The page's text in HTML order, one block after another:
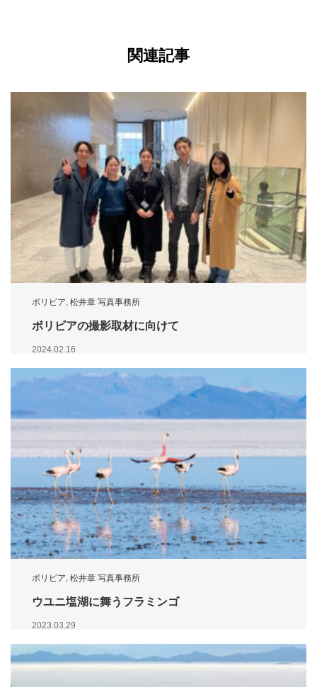
関連記事
ボリビア, 松井章 写真事務所
ボリビアの撮影取材に向けて
2024.02.16
ボリビア 松井章 写真事務所
ウユニ塩湖に舞うフラミンゴ
2023.03.29